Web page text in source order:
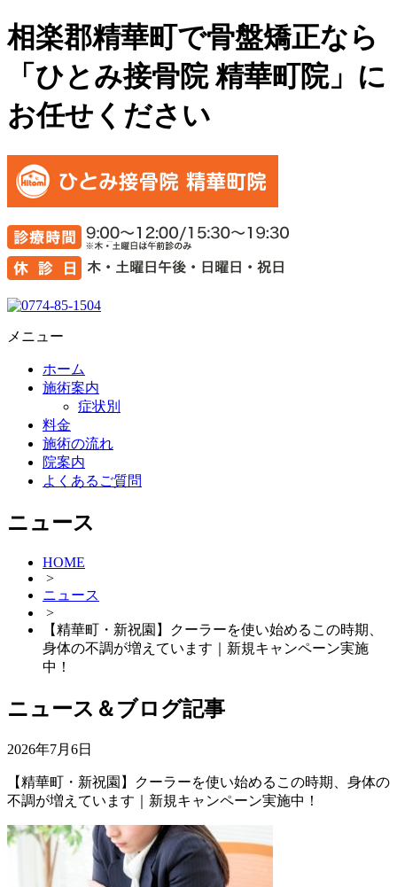
相楽郡精華町で骨盤矯正なら
「ひとみ接骨院 精華町院」に
お任せください
メニュー
ホーム
施術案内
症状別
料金
施術の流れ
院案内
よくあるご質問
ニュース
HOME
>
ニュース
>
【精華町・新祝園】クーラーを使い始めるこの時期、
身体の不調が増えています｜新規キャンペーン実施
中！
ニュース＆ブログ記事
2026年7月6日
【精華町・新祝園】クーラーを使い始めるこの時期、身体の
不調が増えています｜新規キャンペーン実施中！